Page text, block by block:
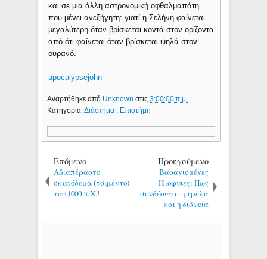
και σε μια άλλη αστρονομική οφθαλμαπάτη
που μένει ανεξήγητη: γιατί η Σελήνη φαίνεται
μεγαλύτερη όταν βρίσκεται κοντά στον ορίζοντα
από ότι φαίνεται όταν βρίσκεται ψηλά στον
ουρανό.
apocalypsejohn
Αναρτήθηκε από Unknownστις3:00:00 π.μ.
Κατηγορία:Διάστημα Επιστήμη
Επόμενο
Αδιαπέραστο
σκυρόδεμα (τσιμέντο)
του 1000 π.Χ.!
Προηγούμενο
Βασανισμένες
Ιδιοφυϊες: Πως
συνδέονται η τρέλα
και η διάνοια